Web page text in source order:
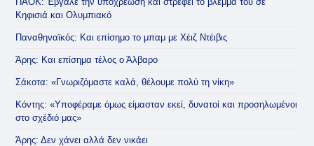
Κηφισιά και Ολυμπιακό
Παναθηναϊκός: Και επίσημο το μπαμ με Χέιζ Ντέιβις
Άρης: Και επίσημα τέλος ο Άλβαρο
Σάκοτα: «Γνωριζόμαστε καλά, θέλουμε πολύ τη νίκη»
Κόντης: «Υποφέραμε όμως είμασταν εκεί, δυνατοί και προσηλωμένοι
στο σχέδιό μας»
Άρης: Δεν χάνει αλλά δεν νικάει